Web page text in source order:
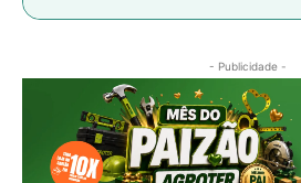
- Publicidade -